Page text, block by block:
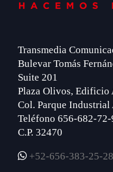
Transmedia
Bulevar Tomás
Suite 201
Plaza Olivos, Edificio
Col. Parque
Teléfono 656-682-72-
C.P. 32470
+52-656-383-25-28